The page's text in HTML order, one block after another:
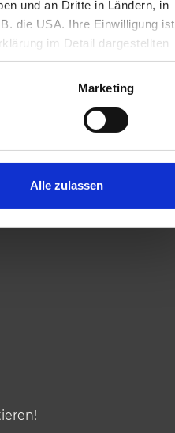
und an Dritte in Ländern, in
die USA. Ihre Einwilligung ist
im Detail dargestellten
ist für die Nutzung
werden.
Marketing
Alle zulassen
Graz